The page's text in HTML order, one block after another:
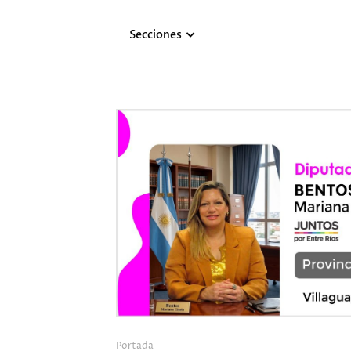
Secciones
Portada